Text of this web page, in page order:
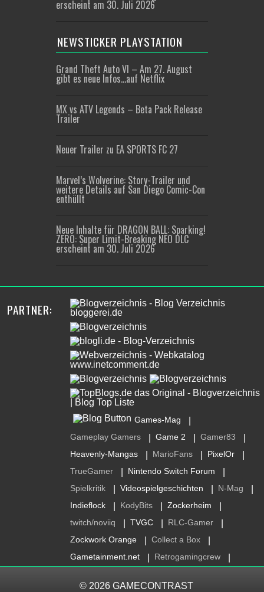
erscheint am 30. Juli 2026
NEWSTICKER PLAYSTATION
Grand Theft Auto VI – Am 27. August
gibt es neue Infos…auf Netflix
MX vs ATV Legends – Beta Pack Release
Trailer
Neuer Trailer zu EA SPORTS FC 27
Marvel’s Wolverine: Story-Trailer und
weitere Details auf San Diego Comic-Con
enthüllt
Neue Inhalte für DRAGON BALL: Sparking!
ZERO: Super Limit-Breaking NEO DLC
erscheint am 30. Juli 2026
PARTNER:
Games-Mag
Gameplay Gamers Game 2 Gamer83
Heavenly-Mangas MarioFans PixelOr
TrueGamer Nintendo Switch Forum
Spielkritik Videospielgeschichten N-Mag
Indieflock KodyBits Zockerheim
twitch/noviiq TVGC RLC-Gamer
Zockwork Orange Collect a Box
Gametainment.net Retrogamingcrew
© 2026 GAMECONTRAST